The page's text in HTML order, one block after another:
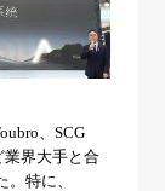
、SCG
業界大手と合
特に、